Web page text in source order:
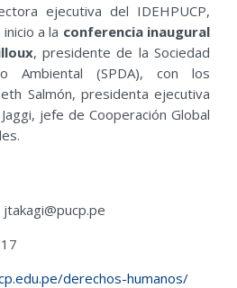
ejecutiva del IDEHPUCP,
a la conferencia inaugural
, presidente de la Sociedad
Ambiental (SPDA), con los
Salmón, presidenta ejecutiva
jefe de Cooperación Global
derechos-humanos/